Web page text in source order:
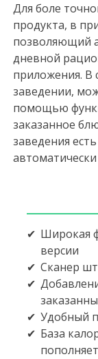
Для боле
продукта, в
позволяющий
дневной
приложения. В
заведении,
помощью
заказанное
заведения
Широкая
версии
Сканер
Удобный
База